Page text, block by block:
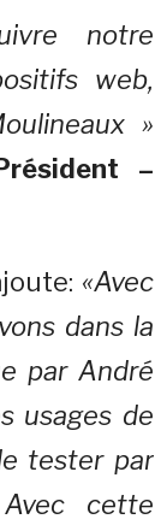
notre
web,
»
–
«Avec
dans la
par André
usages de
tester par
cette